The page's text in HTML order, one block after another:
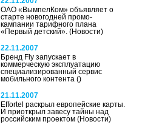
ОАО «ВымпелКом» объявляет о
старте новогодней промо-
кампании тарифного плана
«Первый детский».(Новости)
22.11.2007
Бренд Fly запускает в
коммерческую эксплуатацию
специализированный сервис
мобильного контента()
21.11.2007
Effortel раскрыл европейские карты.
И приоткрыл завесу тайны над
российским проектом(Новости)